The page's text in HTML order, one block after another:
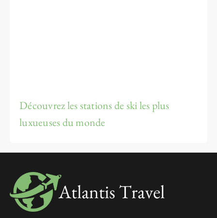
Découvrez les stations de ski les plus
luxueuses du monde